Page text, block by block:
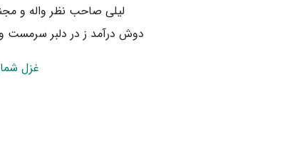
لیلی صاحب نظر واله و
دوش درآمد ز در دلبر سرمست
غزل شمارهٔ